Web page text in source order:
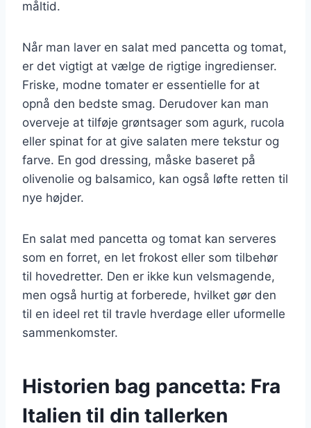
måltid.
Når man laver en salat med pancetta og tomat,
er det vigtigt at vælge de rigtige ingredienser.
Friske, modne tomater er essentielle for at
opnå den bedste smag. Derudover kan man
overveje at tilføje grøntsager som agurk, rucola
eller spinat for at give salaten mere tekstur og
farve. En god dressing, måske baseret på
olivenolie og balsamico, kan også løfte retten til
nye højder.
En salat med pancetta og tomat kan serveres
som en forret, en let frokost eller som tilbehør
til hovedretter. Den er ikke kun velsmagende,
men også hurtig at forberede, hvilket gør den
til en ideel ret til travle hverdage eller uformelle
sammenkomster.
Historien bag pancetta: Fra
Italien til din tallerken